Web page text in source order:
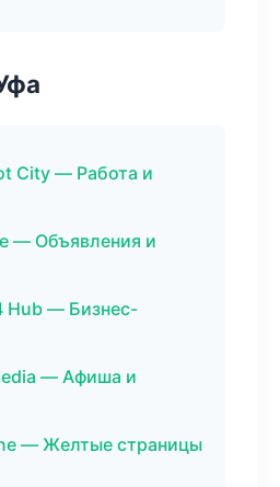
City — Работа и
— Объявления и
Hub — Бизнес-
— Афиша и
— Желтые страницы